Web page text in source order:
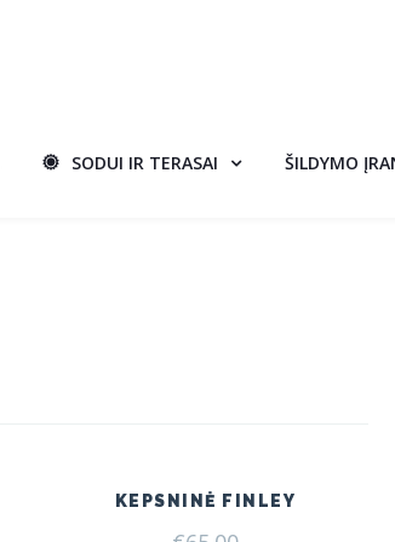
SODUI IR TERASAI ŠILDYMO
KEPSNINĖ FINLEY